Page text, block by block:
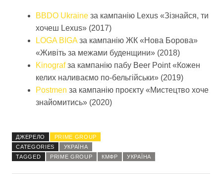
BBDO Ukraineза кампанію Lexus «Зізнайся, ти
хочеш Lexus» (2017)
LOGA BIGAза кампанію ЖК «Нова Борова»
«Живіть за межами буденщини» (2018)
Kinografза кампанію пабу Beer Point «Кожен
келих наливаємо по-бельгійськи» (2019)
Postmen за кампанію проєкту «Мистецтво хоче
знайомитись» (2020)
ДЖЕРЕЛО
PRIME GROUP
CATEGORIES
УКРАЇНА
TAGGED
PRIME GROUP КМФР УКРАЇНА